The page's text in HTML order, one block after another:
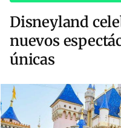
Disneyland
nuevos
únicas